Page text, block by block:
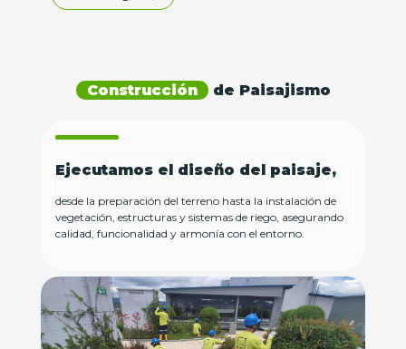
Construcción de Paisajismo
Ejecutamos el diseño del paisaje,
desde la preparación del terreno hasta la instalación de
vegetación, estructuras y sistemas de riego, asegurando
calidad, funcionalidad y armonía con el entorno.